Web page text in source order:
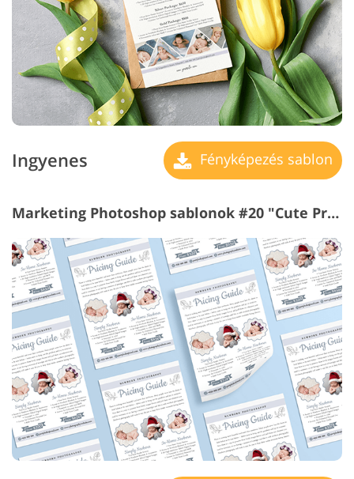
Ingyenes Fényképezés sablon
Marketing Photoshop sablonok #20 "Cute Price List"